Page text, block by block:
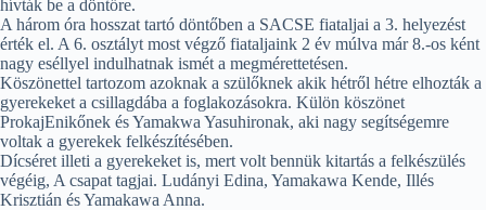
hívták be a döntőre.
A három óra hosszat tartó döntőben a SACSE fiataljai a 3. helyezést
érték el. A 6. osztályt most végző fiataljaink 2 év múlva már 8.-os ként
nagy eséllyel indulhatnak ismét a megmérettetésen.
Köszönettel tartozom azoknak a szülőknek akik hétről hétre elhozták a
gyerekeket a csillagdába a foglakozásokra. Külön köszönet
ProkajEnikőnek és Yamakwa Yasuhironak, aki nagy segítségemre
voltak a gyerekek felkészítésében.
Dícséret illeti a gyerekeket is, mert volt bennük kitartás a felkészülés
végéig, A csapat tagjai. Ludányi Edina, Yamakawa Kende, Illés
Krisztián és Yamakawa Anna.